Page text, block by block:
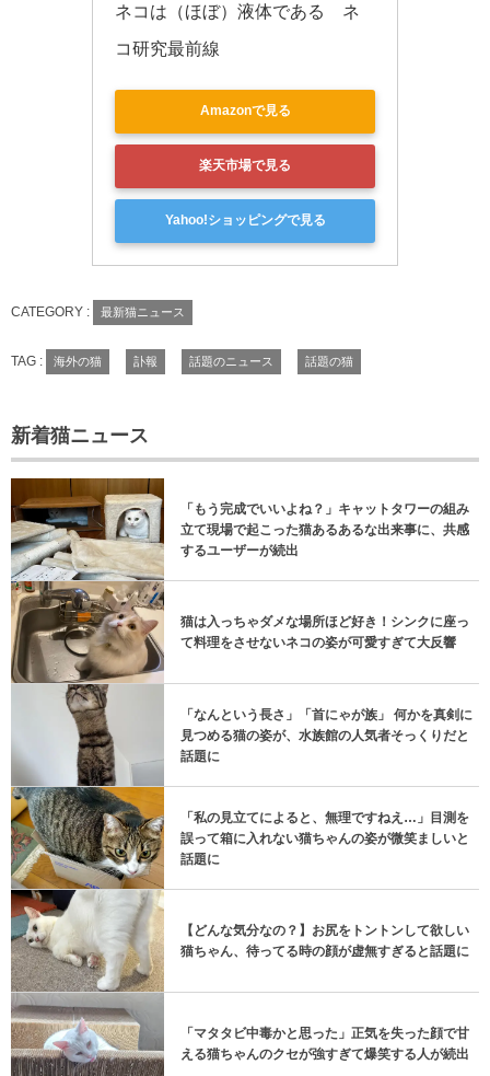
ネコは（ほぼ）液体である　ネ
コ研究最前線
Amazonで見る
楽天市場で見る
Yahoo!ショッピングで見る
CATEGORY : 最新猫ニュース
TAG : 海外の猫 訃報 話題のニュース 話題の猫
新着猫ニュース
「もう完成でいいよね？」キャットタワーの組み
立て現場で起こった猫あるあるな出来事に、共感
するユーザーが続出
猫は入っちゃダメな場所ほど好き！シンクに座っ
て料理をさせないネコの姿が可愛すぎて大反響
「なんという長さ」「首にゃが族」 何かを真剣に
見つめる猫の姿が、水族館の人気者そっくりだと
話題に
「私の見立てによると、無理ですねえ…」目測を
誤って箱に入れない猫ちゃんの姿が微笑ましいと
話題に
【どんな気分なの？】お尻をトントンして欲しい
猫ちゃん、待ってる時の顔が虚無すぎると話題に
「マタタビ中毒かと思った」正気を失った顔で甘
える猫ちゃんのクセが強すぎて爆笑する人が続出